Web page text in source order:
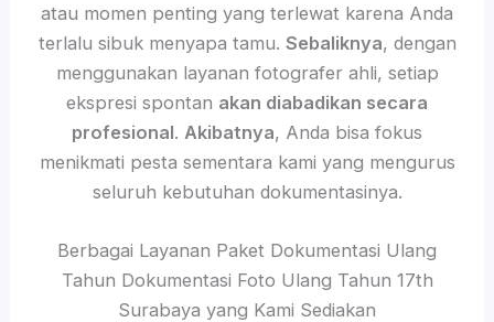
atau momen penting yang terlewat karena Anda
terlalu sibuk menyapa tamu. Sebaliknya, dengan
menggunakan layanan fotografer ahli, setiap
ekspresi spontan akan diabadikan secara
profesional. Akibatnya, Anda bisa fokus
menikmati pesta sementara kami yang mengurus
seluruh kebutuhan dokumentasinya.
Berbagai Layanan Paket Dokumentasi Ulang
Tahun Dokumentasi Foto Ulang Tahun 17th
Surabaya yang Kami Sediakan